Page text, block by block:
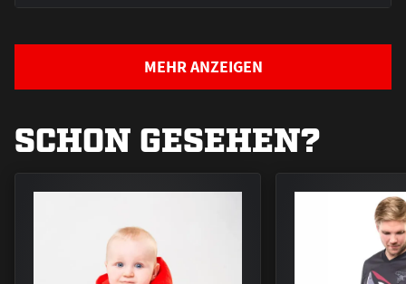
MEHR ANZEIGEN
SCHON GESEHEN?